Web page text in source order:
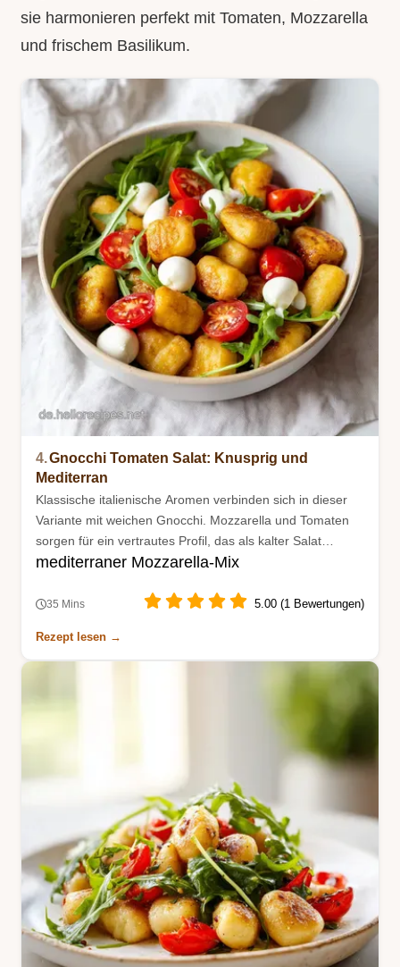
sie harmonieren perfekt mit Tomaten, Mozzarella
und frischem Basilikum.
4.Gnocchi Tomaten Salat: Knusprig und
Mediterran
Klassische italienische Aromen verbinden sich in dieser
Variante mit weichen Gnocchi. Mozzarella und Tomaten
sorgen für ein vertrautes Profil, das als kalter Salat
überzeugt.
mediterraner Mozzarella-Mix
35 Mins 5.00 (1 Bewertungen)
Rezept lesen →